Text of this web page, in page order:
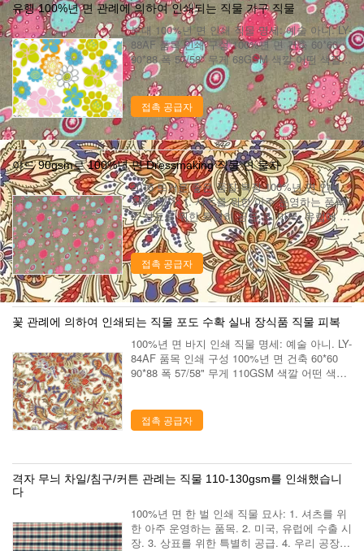
유행 100%년 면 관례에 의하여 인쇄되는 직물 가구 직물
부대 100%년 면 인쇄 직물 명세: 예술 아니. LY-
88AF 품목 인쇄 구성 100%년 면 건축 60*60
90*88 폭 57/58" 무게 68GSM 색깔 어떤 색깔
디자인 동일은 디자인합니다 또는 새로운 디자
인을 개발하십시오 견본은 배달합니다 15 일 부
피는 배...
접촉 공급자
야드 90gsm로 100%년 면 Dressmaking 직물 면 물자
2016 뜨거운 좋은 품질 복장 100%년 면 인쇄
직물 묘사: 1. 셔츠를 위한 아주 운영하는 품목.
2. 상표를 위한 특별히 공급. 3. 미국, 유럽에 수
출 시장. 4. 우리 공장에는 이 털실에 의하여 염
색된 본 코듀로이를 위한 디자인 그리고 색깔의
다른 종류가 ...
접촉 공급자
꽃 관례에 의하여 인쇄되는 직물 포도 수확 실내 장식품 직물 피복
100%년 면 바지 인쇄 직물 명세: 예술 아니. LY-
84AF 품목 인쇄 구성 100%년 면 건축 60*60
90*88 폭 57/58" 무게 110GSM 색깔 어떤 색깔
피는 ...
접촉 공급자
격자 무늬 차일/침구/커튼 관례는 직물 110-130gsm를 인쇄했습니
다
100%년 면 한 벌 인쇄 직물 묘사: 1. 셔츠를 위
한 아주 운영하는 품목. 2. 미국, 유럽에 수출 시
장. 3. 상표를 위한 특별히 공급. 4. 우리 공장은